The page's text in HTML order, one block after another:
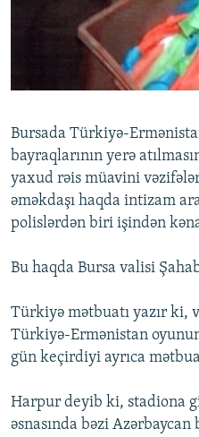
İNFOQRAFIKA
KARIKATURA
AZƏRBAYCAN ƏDƏBIYYATI
İSLAM VƏ DEMOKRATIYA
İZ - MƏDƏNIYYƏT PROQRAMI
MISSIYAMIZ
PEŞƏ ETIKASI VƏ JURNALISTIKA
MATERIALLARIMIZDAN ISTIFADƏ
BIZIMLƏ ƏLAQƏ
XƏBƏR BÜLLETENLƏRIMIZ
Bursada Türkiyə-
bayraqlarının yerə
yaxud rəis müavini
əməkdaşı haqda intizam
polislərdən biri işindən
Bu haqda Bursa valisi
Türkiyə mətbuatı yazır ki,
Türkiyə-Ermənistan
gün keçirdiyi ayrıca
Harpur deyib ki, stadiona
əsnasında bəzi